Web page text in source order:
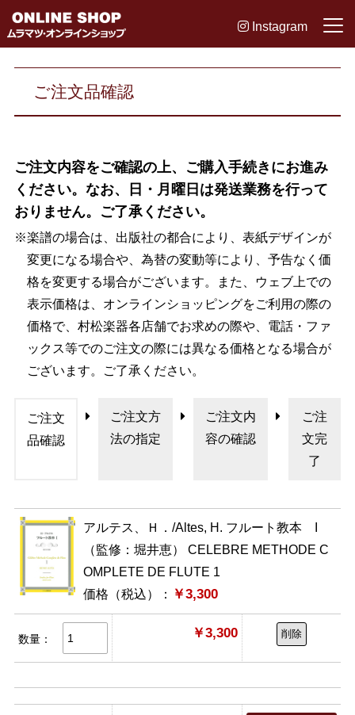
Instagram
ご注文品確認
ご注文内容をご確認の上、ご購入手続きにお進み
ください。なお、日・月曜日は発送業務を行って
おりません。ご了承ください。
※楽譜の場合は、出版社の都合により、表紙デザインが
変更になる場合や、為替の変動等により、予告なく価
格を変更する場合がございます。また、ウェブ上での
表示価格は、オンラインショッピングをご利用の際の
価格で、村松楽器各店舗でお求めの際や、電話・ファ
ックス等でのご注文の際には異なる価格となる場合が
ございます。ご了承ください。
ご注文
品確認
ご注文方
法の指定
ご注文内
容の確認
ご注
文完
了
アルテス、Ｈ．/Altes, H. フルート教本 I
（監修：堀井恵） CELEBRE METHODE C
OMPLETE DE FLUTE 1
価格（税込）：
￥3,300
数量： ￥3,300 削除